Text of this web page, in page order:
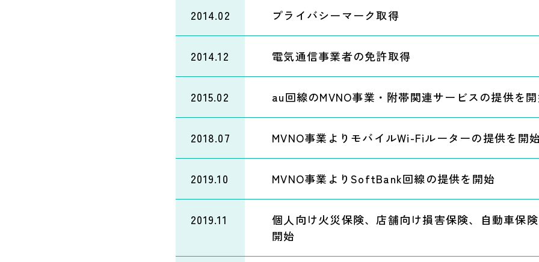
2014.02 プライバシーマーク取得
2014.12 電気通信事業者の免許取得
2015.02 au回線のMVNO事業・附帯関連サービスの提供を
2018.07 MVNO事業よりモバイルWi-Fiルーターの提供を開
2019.10 MVNO事業よりSoftBank回線の提供を開始
2019.11
個人向け火災保険、店舗向け損害保険、自動車保
開始